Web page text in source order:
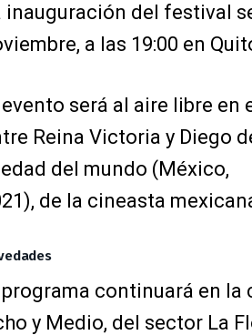
inauguración del festival
a las 19:00 en
evento será al aire libre en
Reina Victoria y Diego
del mundo (México,
de la cineasta
programa continuará en
y Medio, del sector La